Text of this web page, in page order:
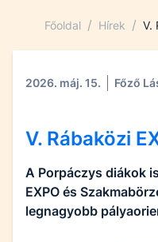
Főoldal / Hírek / V.
2026. máj. 15. Főző
V. Rábaközi
A Porpáczys diákok
EXPO és
legnagyobb